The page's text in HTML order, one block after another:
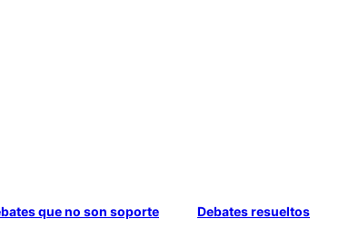
que no son soporte Debates resueltos